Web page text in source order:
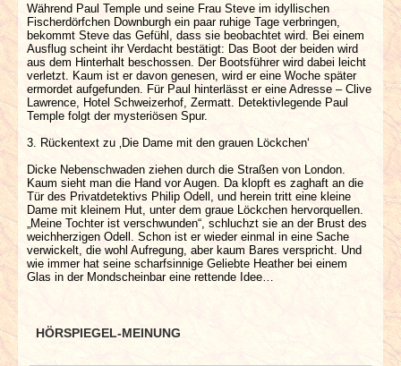
Während Paul Temple und seine Frau Steve im idyllischen
Fischerdörfchen Downburgh ein paar ruhige Tage verbringen,
bekommt Steve das Gefühl, dass sie beobachtet wird. Bei einem
Ausflug scheint ihr Verdacht bestätigt: Das Boot der beiden wird
aus dem Hinterhalt beschossen. Der Bootsführer wird dabei leicht
verletzt. Kaum ist er davon genesen, wird er eine Woche später
ermordet aufgefunden. Für Paul hinterlässt er eine Adresse – Clive
Lawrence, Hotel Schweizerhof, Zermatt. Detektivlegende Paul
Temple folgt der mysteriösen Spur.
3. Rückentext zu ‚Die Dame mit den grauen Löckchen‘
Dicke Nebenschwaden ziehen durch die Straßen von London.
Kaum sieht man die Hand vor Augen. Da klopft es zaghaft an die
Tür des Privatdetektivs Philip Odell, und herein tritt eine kleine
Dame mit kleinem Hut, unter dem graue Löckchen hervorquellen.
„Meine Tochter ist verschwunden“, schluchzt sie an der Brust des
weichherzigen Odell. Schon ist er wieder einmal in eine Sache
verwickelt, die wohl Aufregung, aber kaum Bares verspricht. Und
wie immer hat seine scharfsinnige Geliebte Heather bei einem
Glas in der Mondscheinbar eine rettende Idee…
HÖRSPIEGEL-MEINUNG